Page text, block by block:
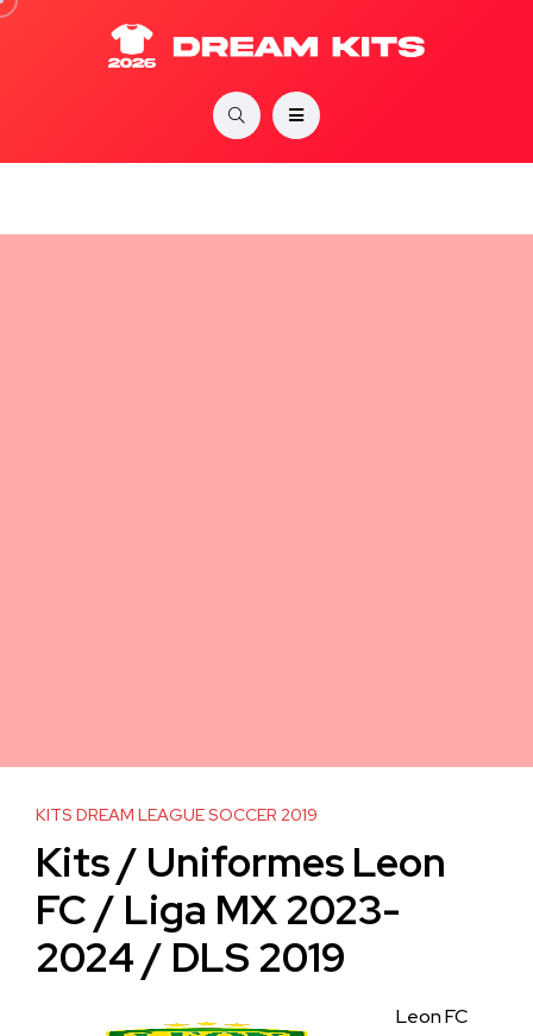
KITS DREAM LEAGUE SOCCER 2019
Kits / Uniformes Leon
FC / Liga MX 2023-
2024 / DLS 2019
Leon FC